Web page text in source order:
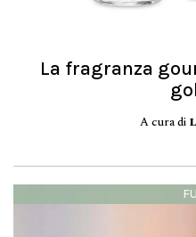
La fragranza
A cura di